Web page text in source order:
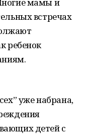
встречах
ребенок
уже набрана,
детей с